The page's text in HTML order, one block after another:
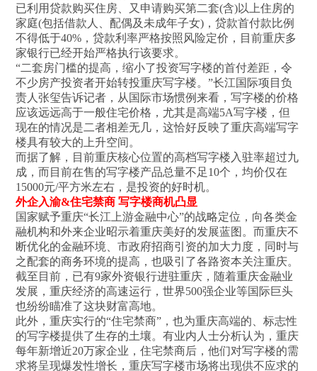
已利用贷款购买住房、又申请购买第二套(含)以上住房的
家庭(包括借款人、配偶及未成年子女)，贷款首付款比例
不得低于40%，贷款利率严格按照风险定价，目前重庆多
家银行已经开始严格执行该要求。
“二套房门槛的提高，缩小了投资写字楼的首付差距，令
不少房产投资者开始转投重庆写字楼。”长江国际项目负
责人张玺告诉记者，从国际市场惯例来看，写字楼的价格
应该远远高于一般住宅价格，尤其是高端5A写字楼，但
现在的情况是二者相差无几，这恰好反映了重庆高端写字
楼具有较大的上升空间。
而据了解，目前重庆核心位置的高档写字楼入驻率超过九
成，而目前在售的写字楼产品总量不足10个，均价仅在
15000元/平方米左右，是投资的好时机。
外企入渝&住宅禁商 写字楼商机凸显
国家赋予重庆“长江上游金融中心”的战略定位，向各类金
融机构和外来企业昭示着重庆美好的发展蓝图。而重庆不
断优化的金融环境、市政府招商引资的加大力度，同时与
之配套的商务环境的提高，也吸引了各路资本关注重庆。
截至目前，已有9家外资银行进驻重庆，随着重庆金融业
发展，重庆经济的高速运行，世界500强企业等国际巨头
也纷纷瞄准了这块财富高地。
此外，重庆实行的“住宅禁商”，也为重庆高端的、标志性
的写字楼提供了生存的土壤。有业内人士分析认为，重庆
每年新增近20万家企业，住宅禁商后，他们对写字楼的需
求将呈现爆发性增长，重庆写字楼市场将出现供不应求的